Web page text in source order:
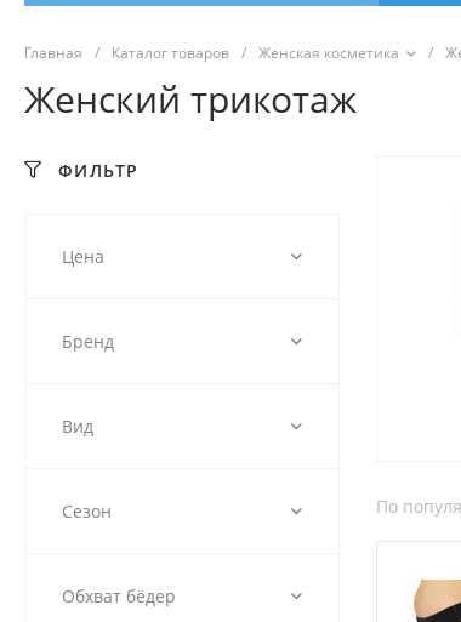
Главная / Каталог товаров / Женская косметика /
Женский трикотаж
ФИЛЬТР
Цена
Бренд
Вид
Сезон
Обхват бёдер
По